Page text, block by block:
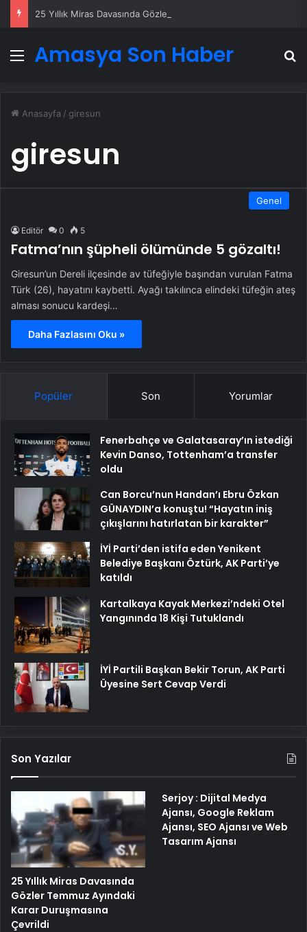
Menü
Amasya Son Haber
Anasayfa / giresun
giresun
Genel
Editör 0 5
Fatma’nın şüpheli ölümünde 5 gözaltı!
Giresun’un Dereli ilçesinde av tüfeğiyle başından vurulan Fatma
Türk (26), hayatını kaybetti. Ayağı takılınca elindeki tüfeğin ateş
alması sonucu kardeşi…
Daha Fazlasını Oku »
Popüler Son Yorumlar
Fenerbahçe ve Galatasaray’ın istediği
Kevin Danso, Tottenham’a transfer
oldu
Can Borcu’nun Handan’ı Ebru Özkan
GÜNAYDIN’a konuştu! “Hayatın iniş
çıkışlarını hatırlatan bir karakter”
İYİ Parti’den istifa eden Yenikent
Belediye Başkanı Öztürk, AK Parti’ye
katıldı
Kartalkaya Kayak Merkezi’ndeki Otel
Yangınında 18 Kişi Tutuklandı
İYİ Partili Başkan Bekir Torun, AK Parti
Üyesine Sert Cevap Verdi
Son Yazılar
25 Yıllık Miras Davasında
Gözler Temmuz Ayındaki
Karar Duruşmasına
Çevrildi
Serjoy : Dijital Medya
Ajansı, Google Reklam
Ajansı, SEO Ajansı ve Web
Tasarım Ajansı